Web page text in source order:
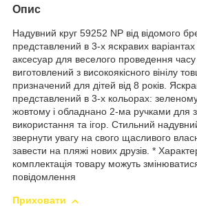
Опис
Надувний круг 59252 NP від відомого
представлений в 3-х яскравих
аксесуар для веселого проведення
виготовлений з високоякісного вінілу
призначений для дітей від 8 років.
представлений в 3-х кольорах:
жовтому і обладнано 2-ма ручками для
використання та ігор. Стильний
звернути увагу на свого щасливого
завести на пляжі нових друзів. *
комплектація товару можуть
повідомлення
Приховати